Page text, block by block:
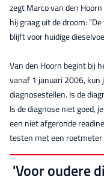
zegt Marco van den
hij graag uit de droom:
blijft voor huidige
Van den Hoorn begint bij
vanaf 1 januari 2006, kun
diagnosestellen. Is de
Is de diagnose niet goed,
een niet afgeronde
testen met een roetmeter
'Voor oudere